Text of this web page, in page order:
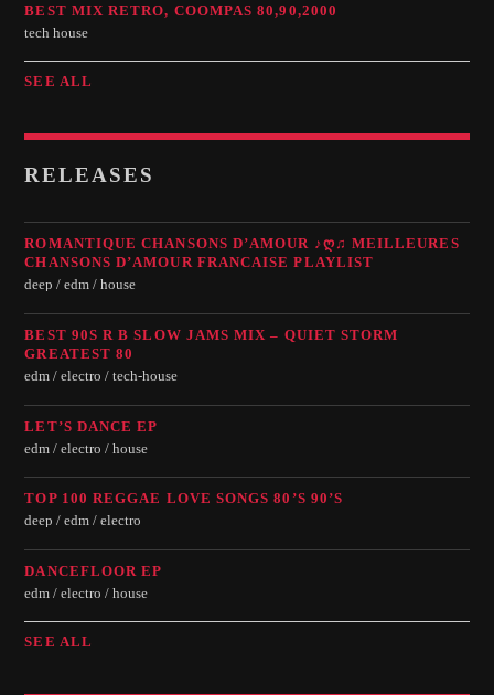
BEST MIX RETRO, COOMPAS 80,90,2000
tech house
SEE ALL
RELEASES
ROMANTIQUE CHANSONS D’AMOUR ♪Ღ♫ MEILLEURES
CHANSONS D’AMOUR FRANCAISE PLAYLIST
deep / edm / house
BEST 90S R B SLOW JAMS MIX – QUIET STORM
GREATEST 80
edm / electro / tech-house
LET’S DANCE EP
edm / electro / house
TOP 100 REGGAE LOVE SONGS 80’S 90’S
deep / edm / electro
DANCEFLOOR EP
edm / electro / house
SEE ALL